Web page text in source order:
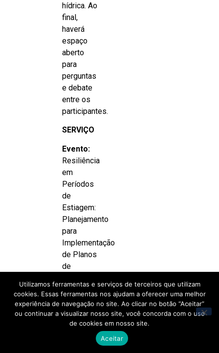
hídrica. Ao
final,
haverá
espaço
aberto
para
perguntas
e debate
entre os
participantes.
SERVIÇO
Evento:
Resiliência
em
Períodos
de
Estiagem:
Planejamento
para
Implementação
de Planos
de
para
Escassez
Hídrica
Data:27
Utilizamos ferramentas e serviços de terceiros que utilizam
cookies. Essas ferramentas nos ajudam a oferecer uma melhor
experiência de navegação no site. Ao clicar no botão “Aceitar”
ou continuar a visualizar nosso site, você concorda com o uso
de cookies em nosso site.
Aceitar